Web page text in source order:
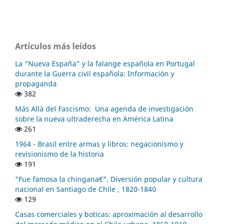
Artículos más leídos
La "Nueva España” y la falange española en Portugal
durante la Guerra civil española: Información y
propaganda
382
Más Allá del Fascismo: Una agenda de investigación
sobre la nueva ultraderecha en América Latina
261
1964 - Brasil entre armas y libros: negacionismo y
revisionismo de la historia
191
"Fue famosa la chingana€". Diversión popular y cultura
nacional en Santiago de Chile , 1820-1840
129
Casas comerciales y boticas: aproximación al desarrollo